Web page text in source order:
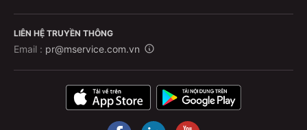
LIÊN HỆ TRUYỀN THÔNG
Email : pr@mservice.com.vn